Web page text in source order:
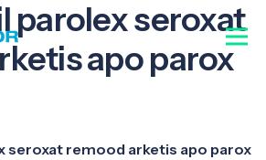
parolex seroxat
apo parox
seroxat remood arketis apo parox